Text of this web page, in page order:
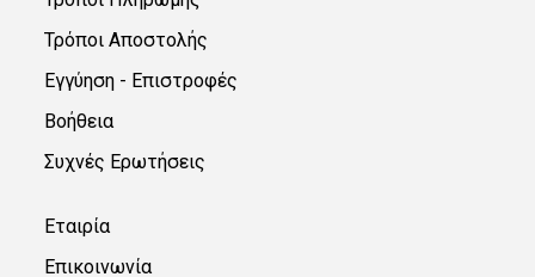
Τρόποι Πληρωμής
Τρόποι Αποστολής
Εγγύηση - Επιστροφές
Βοήθεια
Εταιρία